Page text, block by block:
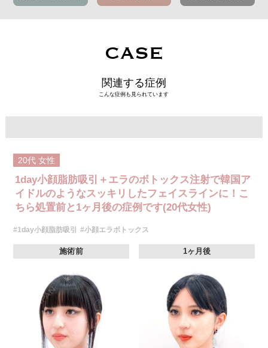
CASE
関連する症例
こんな症例も見られています
20代 女性
1day小顔脂肪吸引＋エラのボトックス注射で韓国ア
イドルのようなスッキリしたフェイスラインに！こ
ちら処置前と1ヶ月後の症例です(20代女性)
#1day小顔脂肪吸引 #小顔エラボトックス
施術前 1ヶ月後